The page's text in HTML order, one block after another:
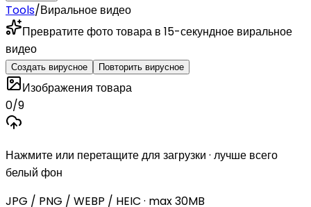
Tools/Виральное видео
Превратите фото товара в 15-секундное виральное
видео
Создать вирусное Повторить вирусное
Изображения товара
0/9
Нажмите или перетащите для загрузки · лучше всего
белый фон
JPG / PNG / WEBP / HEIC · max 30MB